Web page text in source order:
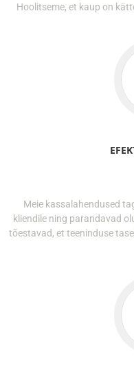
Hoolitseme, et kaup on
Meie kassalahendused
kliendile ning parandavad
tõestavad, et teeninduse